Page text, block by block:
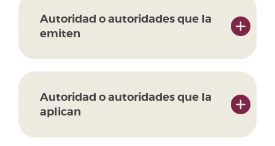
Autoridad o autoridades que la
emiten
Autoridad o autoridades que la
aplican